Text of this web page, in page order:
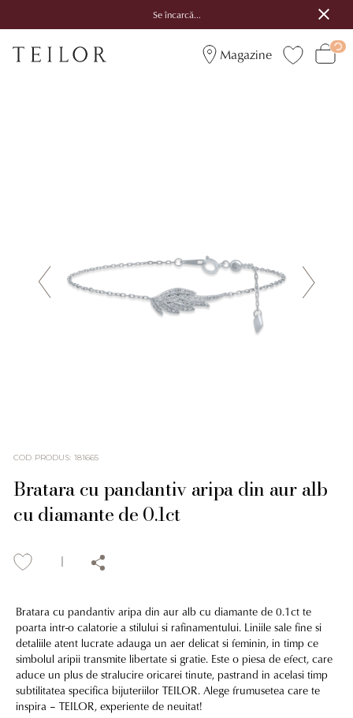
Se încarcă...
Magazine
COD PRODUS: 181665
Bratara cu pandantiv aripa din aur alb
cu diamante de 0.1ct
Bratara cu pandantiv aripa din aur alb cu diamante de 0.1ct te
poarta intr-o calatorie a stilului si rafinamentului. Liniile sale fine si
detaliile atent lucrate adauga un aer delicat si feminin, in timp ce
simbolul aripii transmite libertate si gratie. Este o piesa de efect, care
aduce un plus de stralucire oricarei tinute, pastrand in acelasi timp
subtilitatea specifica bijuteriilor TEILOR. Alege frumusetea care te
inspira – TEILOR, experiente de neuitat!